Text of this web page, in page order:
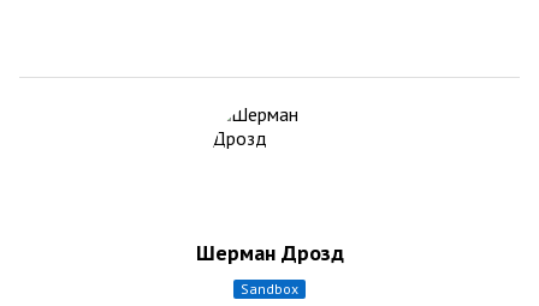
Шерман Дрозд
sandbox